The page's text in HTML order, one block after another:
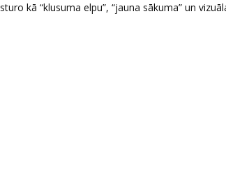
kā “klusuma elpu”, “jauna sākuma” un